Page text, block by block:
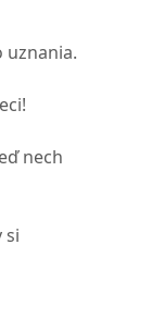
uznania.
nech
si